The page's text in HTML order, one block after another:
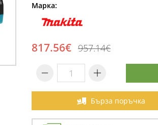
Марка:
817.56€ 957.14€
Бърза поръчка